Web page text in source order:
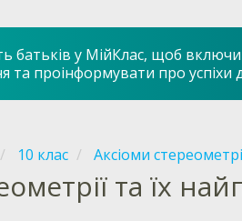
батьків у МійКлас, щоб
та проінформувати про успіхи
10 клас Аксіоми
та їх